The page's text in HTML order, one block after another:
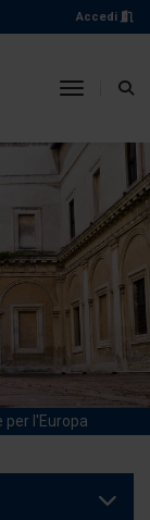
Accedi
toggle
per l'Europa